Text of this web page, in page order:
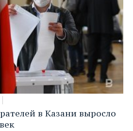
в Казани выросло